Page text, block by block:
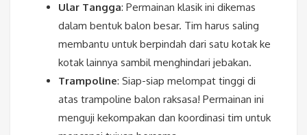
Ular Tangga: Permainan klasik ini dikemas
dalam bentuk balon besar. Tim harus saling
membantu untuk berpindah dari satu kotak ke
kotak lainnya sambil menghindari jebakan.
Trampoline: Siap-siap melompat tinggi di
atas trampoline balon raksasa! Permainan ini
menguji kekompakan dan koordinasi tim untuk